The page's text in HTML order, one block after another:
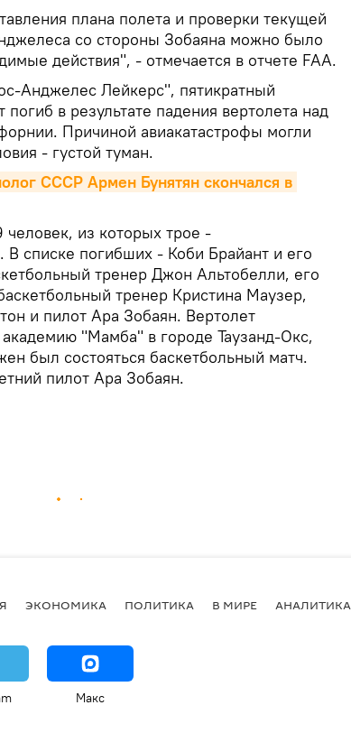
плана полета и проверки текущей
со стороны Зобаяна можно было
действия", - отмечается в отчете FAA.
Анджелес Лейкерс", пятикратный
в результате падения вертолета над
Причиной авиакатастрофы могли
- густой туман.
СССР Армен Бунятян скончался в
из которых трое -
списке погибших - Коби Брайант и его
тренер Джон Альтобелли, его
тренер Кристина Маузер,
и пилот Ара Зобаян. Вертолет
"Мамба" в городе Таузанд-Окс,
был состояться баскетбольный матч.
пилот Ара Зобаян.
ЭКОНОМИКА ПОЛИТИКА В МИРЕ АНАЛИТИКА
Макс